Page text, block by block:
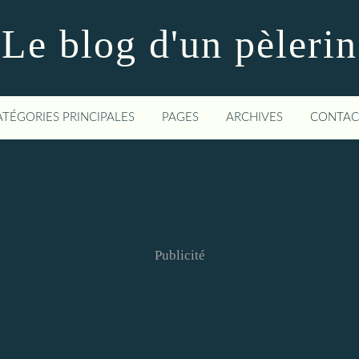
Le blog d'un pèlerin
PRINCIPALES PAGES ARCHIVES
Publicité